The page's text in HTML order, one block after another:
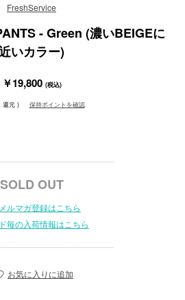
FreshService
- Green (濃いBEIGEに
いカラー)
￥19,800 (税込)
還元 ) 保持ポイントを確認
SOLD OUT
ルマガ登録はこちら
毎の入荷情報はこちら
お気に入りに追加